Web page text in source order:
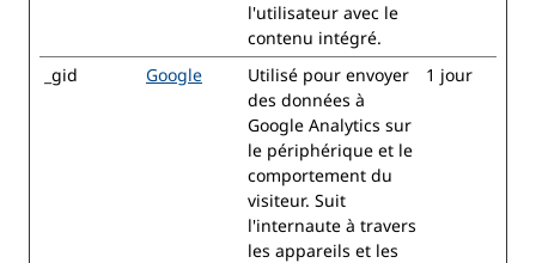
l'utilisateur avec le
contenu intégré.
_gid Google
Utilisé pour envoyer
des données à
Google Analytics sur
le périphérique et le
comportement du
visiteur. Suit
l'internaute à travers
les appareils et les
1 jour